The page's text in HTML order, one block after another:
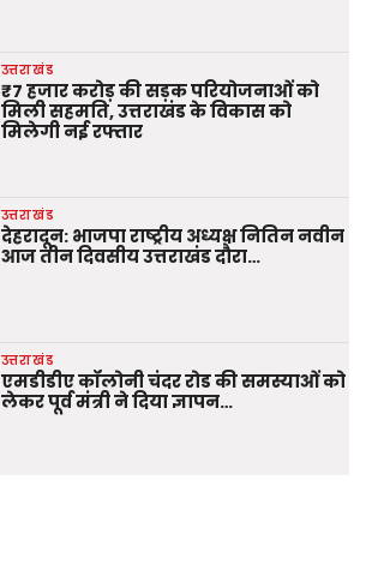
उत्तराखंड
₹7 हजार करोड़ की सड़क परियोजनाओं को
मिली सहमति, उत्तराखंड के विकास को
मिलेगी नई रफ्तार
उत्तराखंड
देहरादून: भाजपा राष्ट्रीय अध्यक्ष नितिन नवीन
आज तीन दिवसीय उत्तराखंड दौरा…
उत्तराखंड
एमडीडीए कॉलोनी चंदर रोड की समस्याओं को
लेकर पूर्व मंत्री ने दिया ज्ञापन…